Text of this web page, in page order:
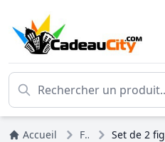
Accueil Figurines